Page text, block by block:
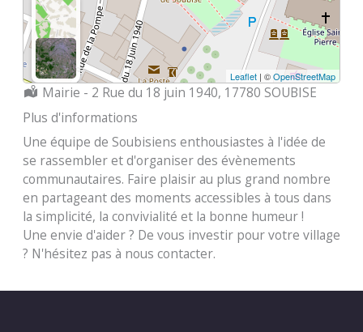
Leaflet | ©OpenStreetMap
Localisation :
Mairie - 2 Rue du 18 juin 1940, 17780 SOUBISE
Plus d'informations
Une équipe de Soubisiens enthousiastes à l'idée de
se rassembler et d'organiser des évènements
communautaires. Faire plaisir au plus grand nombre
en partageant des moments accessibles à tous dans
la simplicité, la convivialité et la bonne humeur !
Une envie d'aider ? De vous investir pour votre village
? N'hésitez pas à nous contacter.